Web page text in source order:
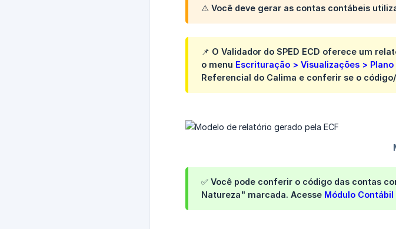
⚠️ Você deve gerar as contas contábeis
📌 O Validador do SPED ECD oferece um
o menu Escrituração > Visualizações > Plano
Referencial do Calima e conferir se o
✅ Você pode conferir o código das contas
Natureza" marcada. Acesse Módulo